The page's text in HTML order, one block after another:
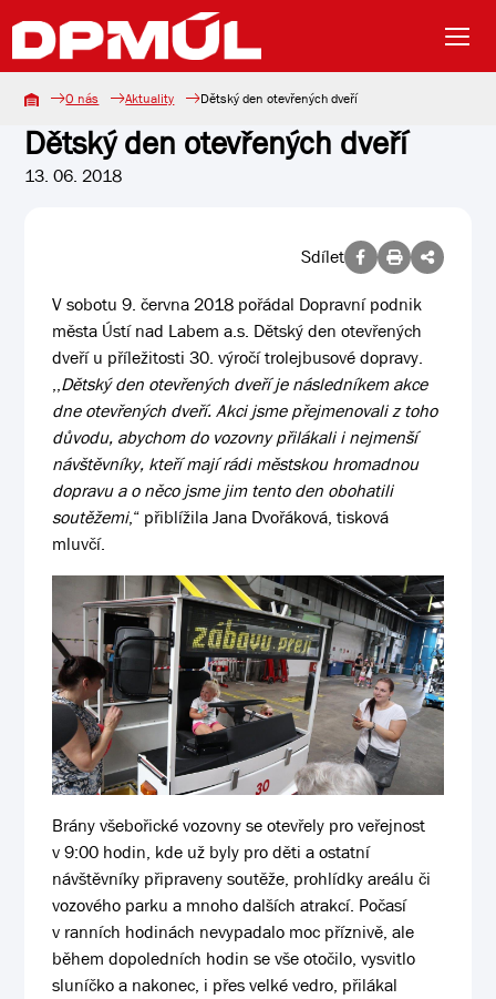
O nás Aktuality Dětský den otevřených dveří
Dětský den otevřených dveří
13. 06. 2018
Sdílet
V sobotu 9. června 2018 pořádal Dopravní podnik
města Ústí nad Labem a.s. Dětský den otevřených
dveří u příležitosti 30. výročí trolejbusové dopravy.
,,Dětský den otevřených dveří je následníkem akce
dne otevřených dveří. Akci jsme přejmenovali z toho
důvodu, abychom do vozovny přilákali i nejmenší
návštěvníky, kteří mají rádi městskou hromadnou
dopravu a o něco jsme jim tento den obohatili
soutěžemi,“ přiblížila Jana Dvořáková, tisková
mluvčí.
Brány všebořické vozovny se otevřely pro veřejnost
v 9:00 hodin, kde už byly pro děti a ostatní
návštěvníky připraveny soutěže, prohlídky areálu či
vozového parku a mnoho dalších atrakcí. Počasí
v ranních hodinách nevypadalo moc příznivě, ale
během dopoledních hodin se vše otočilo, vysvitlo
sluníčko a nakonec, i přes velké vedro, přilákal